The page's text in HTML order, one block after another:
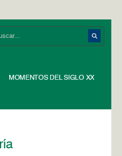
MOMENTOS DEL SIGLO XX